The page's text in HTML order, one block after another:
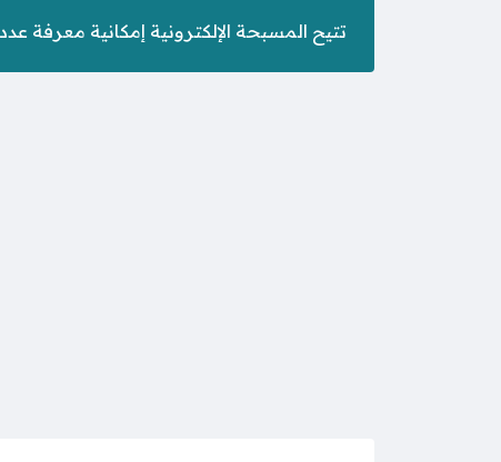
تتيح المسبحة الإلكترونية إمكانية معرفة